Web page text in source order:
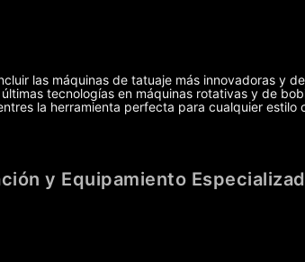
las máquinas de tatuaje más innovadoras y
tecnologías en máquinas rotativas y de
la herramienta perfecta para cualquier estilo
y Equipamiento